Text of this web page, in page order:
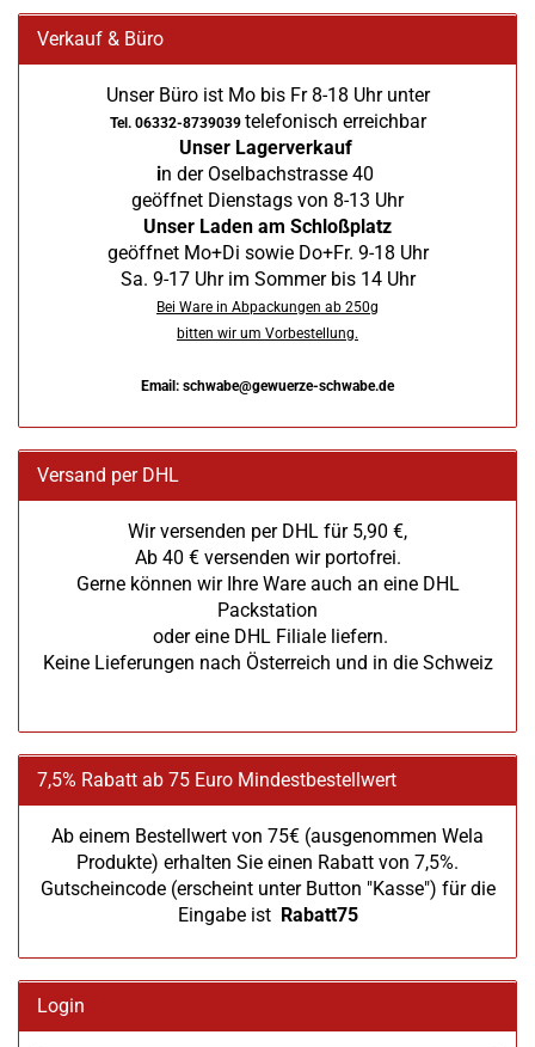
Verkauf & Büro
Unser Büro ist Mo bis Fr 8-18 Uhr unter
Tel. 06332-8739039 telefonisch erreichbar
Unser Lagerverkauf
in der Oselbachstrasse 40
geöffnet Dienstags von 8-13 Uhr
Unser Laden am Schloßplatz
geöffnet Mo+Di sowie Do+Fr. 9-18 Uhr
Sa. 9-17 Uhr im Sommer bis 14 Uhr
Bei Ware in Abpackungen ab 250g
bitten wir um Vorbestellung.
Email: schwabe@gewuerze-schwabe.de
Versand per DHL
Wir versenden per DHL für 5,90 €,
Ab 40 € versenden wir portofrei.
Gerne können wir Ihre Ware auch an eine DHL
Packstation
oder eine DHL Filiale liefern.
Keine Lieferungen nach Österreich und in die Schweiz
7,5% Rabatt ab 75 Euro Mindestbestellwert
Ab einem Bestellwert von 75€ (ausgenommen Wela
Produkte) erhalten Sie einen Rabatt von 7,5%.
Gutscheincode (erscheint unter Button "Kasse") für die
Eingabe ist Rabatt75
Login